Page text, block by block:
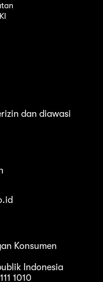
dan diawasi
Konsumen
Indonesia
1010